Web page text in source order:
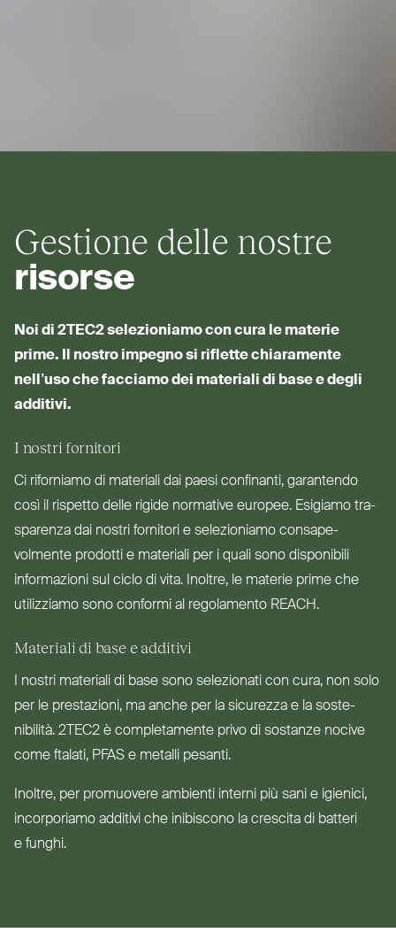
Gestione delle nostre
risorse
Noi di 2TEC2sele­zioniamo con cura le materie
prime. Il nostro impegno si riflette chia­ramente
nell’uso che facciamo dei materiali di base e degli
additivi.
I nostri fornitori
Ci riforniamo di materiali dai paesi con­finanti, garantendo
così il rispetto delle rigide normative europee. Esigiamo tra­
sparenza dai nostri fornitori e sele­zioniamo con­sa­pe­
volmente prodotti e materiali per i quali sono disponibili
infor­mazioni sul ciclo di vita. Inoltre, le materie prime che
uti­lizziamo sono conformi al rego­lamento REACH.
Materiali di base e additivi
I nostri materiali di base sono sele­zionati con cura, non solo
per le pre­stazioni, ma anche per la sicurezza e la soste­
nibilità. 2TEC2 è com­ple­tamente privo di sostanze nocive
come ftalati, PFAS e metalli pesanti.
Inoltre, per pro­muovere ambienti interni più sani e igienici,
incor­poriamo additivi che ini­biscono la crescita di batteri
e funghi.